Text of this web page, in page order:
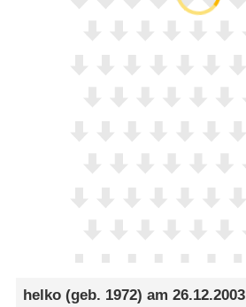
helko (geb. 1972) am26.12.2003